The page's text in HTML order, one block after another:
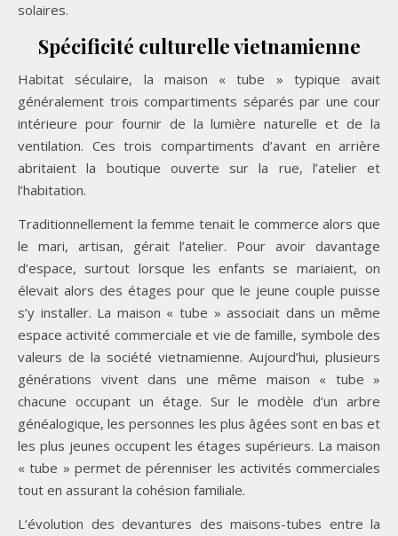
solaires.
Spécificité culturelle vietnamienne
Habitat séculaire, la maison « tube » typique avait
généralement trois compartiments séparés par une cour
intérieure pour fournir de la lumière naturelle et de la
ventilation. Ces trois compartiments d’avant en arrière
abritaient la boutique ouverte sur la rue, l’atelier et
l’habitation.
Traditionnellement la femme tenait le commerce alors que
le mari, artisan, gérait l’atelier. Pour avoir davantage
d’espace, surtout lorsque les enfants se mariaient, on
élevait alors des étages pour que le jeune couple puisse
s’y installer. La maison « tube » associait dans un même
espace activité commerciale et vie de famille, symbole des
valeurs de la société vietnamienne. Aujourd’hui, plusieurs
générations vivent dans une même maison « tube »
chacune occupant un étage. Sur le modèle d’un arbre
généalogique, les personnes les plus âgées sont en bas et
les plus jeunes occupent les étages supérieurs. La maison
« tube » permet de pérenniser les activités commerciales
tout en assurant la cohésion familiale.
L’évolution des devantures des maisons-tubes entre la